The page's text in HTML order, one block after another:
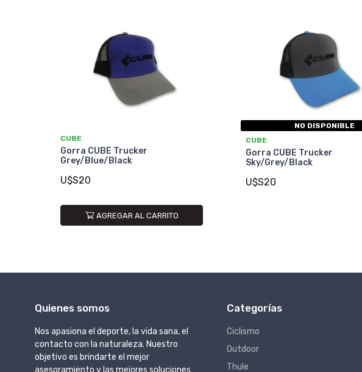
CUBE
Gorra CUBE Trucker
Grey/Blue/Black
U$S20
AGREGAR AL CARRITO
NO DISPONIBLE
CUBE
Gorra CUBE Trucker
Sky/Grey/Black
U$S20
Quienes somos
Nos apasiona el deporte, la vida sana, el
contacto con la naturaleza. Nuestro
objetivo es brindarte el mejor
asesoramiento y las mejores soluciones
Categorías
Ciclismo
Outdoor
Thule